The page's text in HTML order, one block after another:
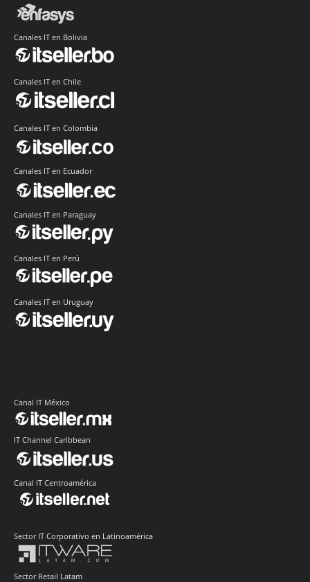
Canales IT en Bolivia
Canales IT en Chile
Canales IT en Colombia
Canales IT en Ecuador
Canales IT en Paraguay
Canales IT en Perú
Canales IT en Uruguay
Canal IT México
IT Channel Caribbean
Canal IT Centroamérica
Sector IT Corporativo en Latinoamérica
Sector Retail Latam